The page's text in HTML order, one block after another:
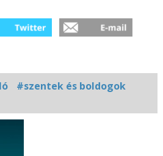
#szentek és boldogok